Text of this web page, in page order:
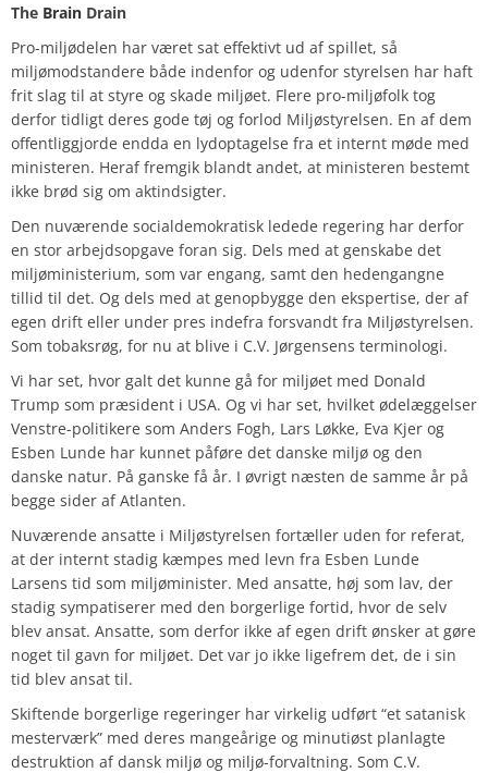
The Brain Drain
Pro-miljødelen har været sat effektivt ud af spillet, så
miljømodstandere både indenfor og udenfor styrelsen har haft
frit slag til at styre og skade miljøet. Flere pro-miljøfolk tog
derfor tidligt deres gode tøj og forlod Miljøstyrelsen. En af dem
offentliggjorde endda en lydoptagelse fra et internt møde med
ministeren. Heraf fremgik blandt andet, at ministeren bestemt
ikke brød sig om aktindsigter.
Den nuværende socialdemokratisk ledede regering har derfor
en stor arbejdsopgave foran sig. Dels med at genskabe det
miljøministerium, som var engang, samt den hedengangne
tillid til det. Og dels med at genopbygge den ekspertise, der af
egen drift eller under pres indefra forsvandt fra Miljøstyrelsen.
Som tobaksrøg, for nu at blive i C.V. Jørgensens terminologi.
Vi har set, hvor galt det kunne gå for miljøet med Donald
Trump som præsident i USA. Og vi har set, hvilket ødelæggelser
Venstre-politikere som Anders Fogh, Lars Løkke, Eva Kjer og
Esben Lunde har kunnet påføre det danske miljø og den
danske natur. På ganske få år. I øvrigt næsten de samme år på
begge sider af Atlanten.
Nuværende ansatte i Miljøstyrelsen fortæller uden for referat,
at der internt stadig kæmpes med levn fra Esben Lunde
Larsens tid som miljøminister. Med ansatte, høj som lav, der
stadig sympatiserer med den borgerlige fortid, hvor de selv
blev ansat. Ansatte, som derfor ikke af egen drift ønsker at gøre
noget til gavn for miljøet. Det var jo ikke ligefrem det, de i sin
tid blev ansat til.
Skiftende borgerlige regeringer har virkelig udført “et satanisk
mesterværk” med deres mangeårige og minutiøst planlagte
destruktion af dansk miljø og miljø-forvaltning. Som C.V.